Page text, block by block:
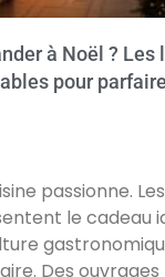
à Noël ? Les
pour
passionne.
le cadeau
Des ouvrages